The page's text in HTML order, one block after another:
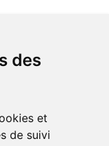
des
et
de suivi
à Amiens
là rapidement